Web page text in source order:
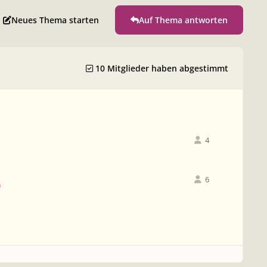
Neues Thema starten Auf Thema antworten
10 Mitglieder haben abgestimmt
4
6